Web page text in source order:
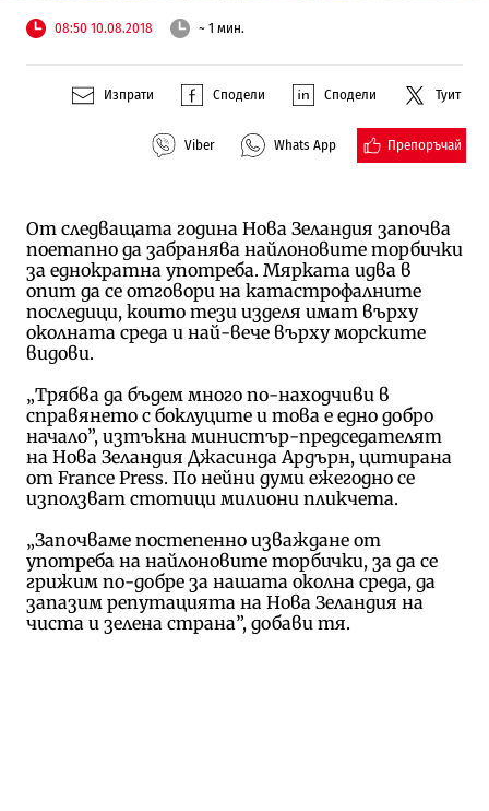
08:50 10.08.2018 ~ 1 мин.
Изпрати Сподели Сподели Туит
Viber Whats App Препоръчай
От следващата година Нова Зеландия започва
поетапно да забранява найлоновите торбички
за еднократна употреба. Мярката идва в
опит да се отговори на катастрофалните
последици, които тези изделя имат върху
околната среда и най-вече върху морските
видови.
„Трябва да бъдем много по-находчиви в
справянето с боклуците и това е едно добро
начало”, изтъкна министър-председателят
на Нова Зеландия Джасинда Ардърн, цитирана
от France Press. По нейни думи ежегодно се
използват стотици милиони пликчета.
„Започваме постепенно изваждане от
употреба на найлоновите торбички, за да се
грижим по-добре за нашата околна среда, да
запазим репутацията на Нова Зеландия на
чиста и зелена страна”, добави тя.